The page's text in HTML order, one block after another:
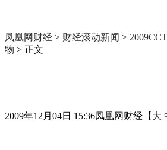
凤凰网财经 > 财经滚动新闻 >
物 > 正文
2009年12月04日 15:36凤凰网财经 【 大